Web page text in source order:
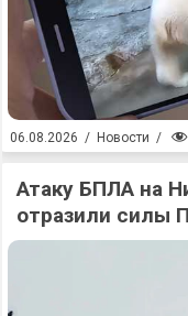
06.08.2026 / Новости /
Атаку БПЛА на
отразили силы